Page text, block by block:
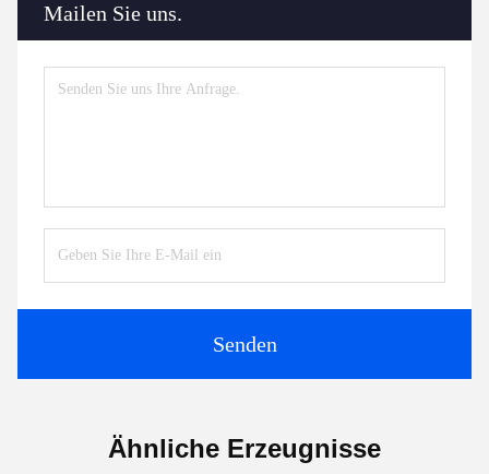
Mailen Sie uns.
Senden
Ähnliche Erzeugnisse